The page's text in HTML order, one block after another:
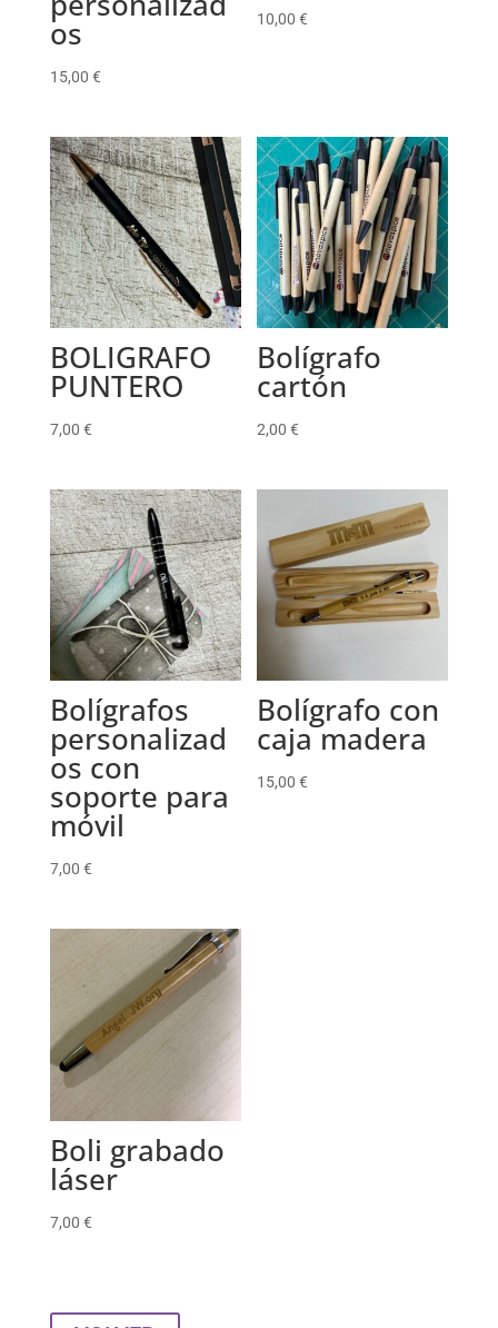
os
15,00 €
10,00€
BOLIGRAFO
PUNTERO
7,00 €
Bolígrafo
cartón
2,00€
Bolígrafos
personalizad
os con
soporte para
móvil
7,00 €
Bolígrafo con
caja madera
15,00€
Boli grabado
láser
7,00 €